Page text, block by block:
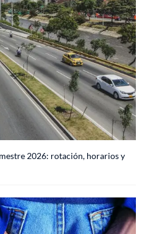
2026: rotación, horarios y